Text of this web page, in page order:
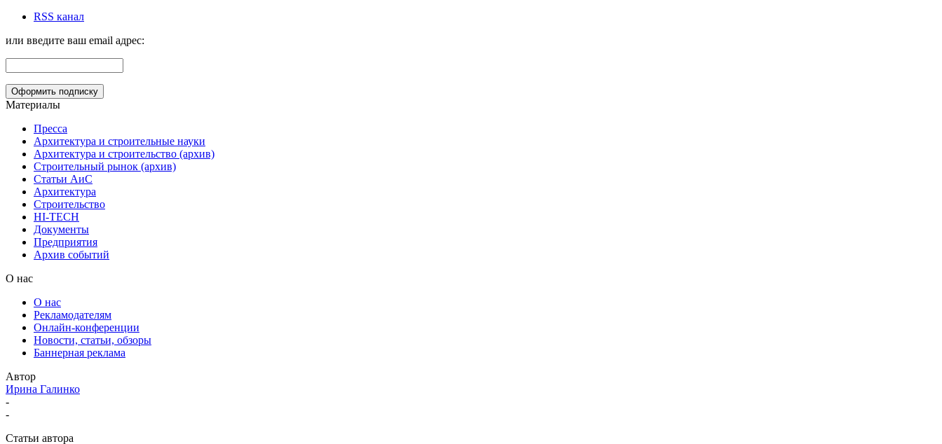
RSS канал
или введите ваш email адрес:
Материалы
Пресса
Архитектура и строительные науки
Архитектура и строительство (архив)
Строительный рынок (архив)
Статьи АиС
Архитектура
Строительство
HI-TECH
Документы
Предприятия
Архив событий
О нас
О нас
Рекламодателям
Онлайн-конференции
Новости, статьи, обзоры
Баннерная реклама
Автор
Ирина Галинко
-
-
Статьи автора